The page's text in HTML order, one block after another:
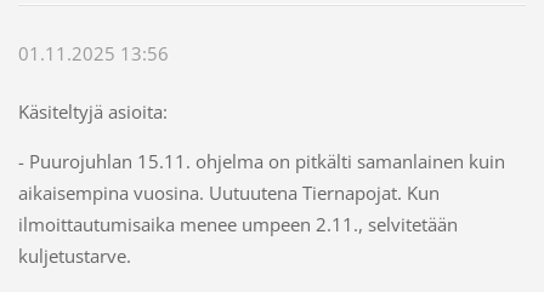
01.11.2025 13:56
Käsiteltyjä asioita:
- Puurojuhlan 15.11. ohjelma on pitkälti samanlainen kuin
aikaisempina vuosina. Uutuutena Tiernapojat. Kun
ilmoittautumisaika menee umpeen 2.11., selvitetään
kuljetustarve.